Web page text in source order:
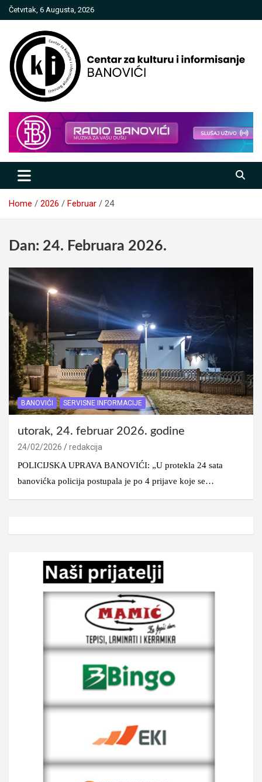
Skip
to
Četvrtak, 6 Augusta, 2026
Centar za kulturu i informisanje
Banovići
Home 2026 Februar 24
Dan: 24. Februara 2026.
BANOVIĆI SERVISNE INFORMACIJE
utorak, 24. februar 2026. godine
24/02/2026
redakcija
POLICIJSKA UPRAVA BANOVIĆI: „U protekla 24 sata
banovićka policija postupala je po 4 prijave koje se…